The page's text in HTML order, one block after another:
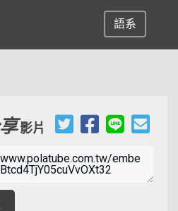
語系
影片